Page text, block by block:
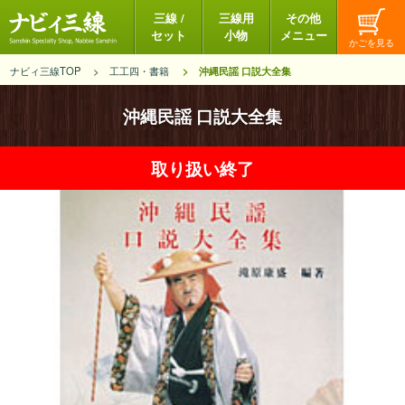
三線 /
セット
三線用
小物
その他
メニュー
ナビィ三線TOP 工工四・書籍 沖縄民謡 口説大全集
沖縄民謡 口説大全集